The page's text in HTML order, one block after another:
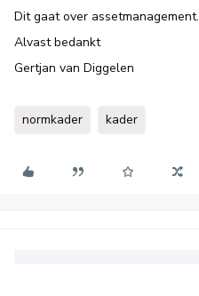
Dit gaat over assetmanagement.
Alvast bedankt
Gertjan van Diggelen
normkader kader